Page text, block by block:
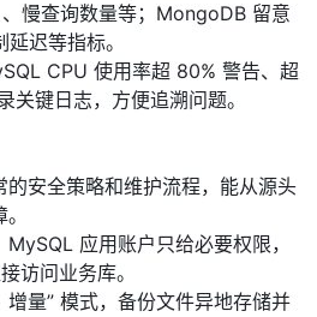
慢查询数量等；MongoDB 留意
迟等指标。
CPU 使用率超 80% 警告、超
关键日志，方便追溯问题。
的安全策略和维护流程，能从源头
应用账户只给必要权限，
访问业务库。
量” 模式，备份文件异地存储并